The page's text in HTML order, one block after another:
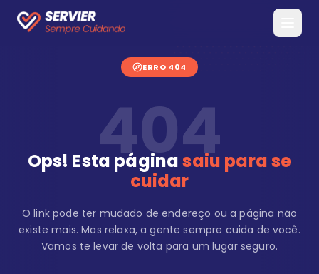
ERRO 404
404
Ops! Esta páginasaiu para se
cuidar
O link pode ter mudado de endereço ou a página não
existe mais. Mas relaxa, a gente sempre cuida de você.
Vamos te levar de volta para um lugar seguro.